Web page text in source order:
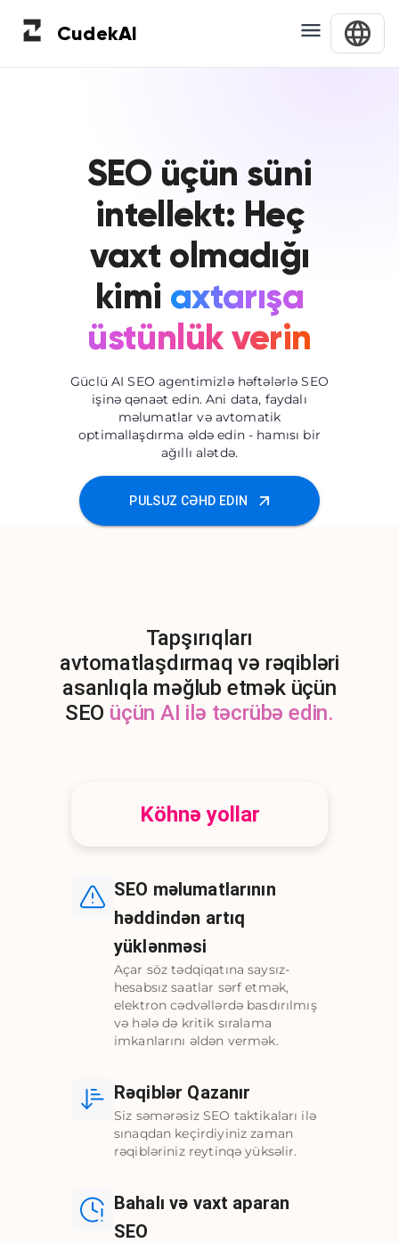
CudekAI
SEO üçün süni
intellekt: Heç
vaxt olmadığı
kimi axtarışa
üstünlük verin
Güclü AI SEO agentimizlə həftələrlə SEO
işinə qənaət edin. Ani data, faydalı
məlumatlar və avtomatik
optimallaşdırma əldə edin - hamısı bir
ağıllı alətdə.
PULSUZ CƏHD EDIN
Tapşırıqları
avtomatlaşdırmaq və rəqibləri
asanlıqla məğlub etmək üçün
SEO üçün AI ilə təcrübə edin.
Köhnə yollar
SEO məlumatlarının
həddindən artıq
yüklənməsi
Açar söz tədqiqatına saysız-
hesabsız saatlar sərf etmək,
elektron cədvəllərdə basdırılmış
və hələ də kritik sıralama
imkanlarını əldən vermək.
Rəqiblər Qazanır
Siz səmərəsiz SEO taktikaları ilə
sınaqdan keçirdiyiniz zaman
rəqibləriniz reytinqə yüksəlir.
Bahalı və vaxt aparan
SEO